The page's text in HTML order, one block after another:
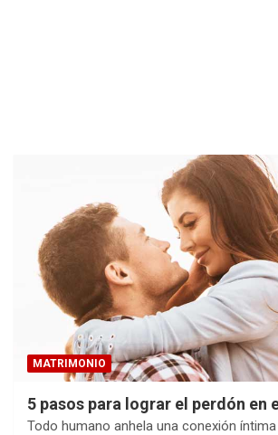
MATRIMONIO
5 pasos para lograr el perdón en
Todo humano anhela una conexión